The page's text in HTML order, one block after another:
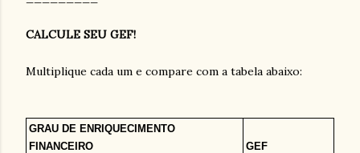
CALCULE SEU GEF!
Multiplique cada um e compare com a tabela abaixo:
GRAU DE ENRIQUECIMENTO
FINANCEIRO
GEF